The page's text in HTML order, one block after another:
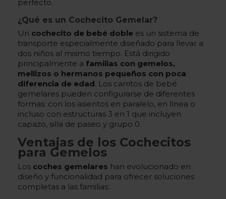
perfecto.
¿Qué es un Cochecito Gemelar?
Un cochecito de bebé doble es un sistema de
transporte especialmente diseñado para llevar a
dos niños al mismo tiempo. Está dirigido
principalmente a familias con gemelos,
mellizos o hermanos pequeños con poca
diferencia de edad. Los carritos de bebé
gemelares pueden configurarse de diferentes
formas: con los asientos en paralelo, en línea o
incluso con estructuras 3 en 1 que incluyen
capazo, silla de paseo y grupo 0.
Ventajas de los Cochecitos
para Gemelos
Los coches gemelares han evolucionado en
diseño y funcionalidad para ofrecer soluciones
completas a las familias: